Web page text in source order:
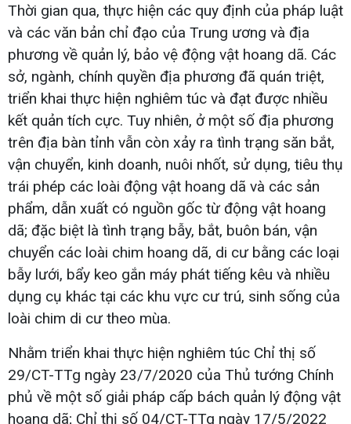
Thời gian qua, thực hiện các quy định của pháp luật
và các văn bản chỉ đạo của Trung ương và địa
phương về quản lý, bảo vệ động vật hoang dã. Các
sở, ngành, chính quyền địa phương đã quán triệt,
triển khai thực hiện nghiêm túc và đạt được nhiều
kết quản tích cực. Tuy nhiên, ở một số địa phương
trên địa bàn tỉnh vẫn còn xảy ra tình trạng săn bắt,
vận chuyển, kinh doanh, nuôi nhốt, sử dụng, tiêu thụ
trái phép các loài động vật hoang dã và các sản
phẩm, dẫn xuất có nguồn gốc từ động vật hoang
dã; đặc biệt là tình trạng bẫy, bắt, buôn bán, vận
chuyển các loài chim hoang dã, di cư bằng các loại
bẫy lưới, bẩy keo gắn máy phát tiếng kêu và nhiều
dụng cụ khác tại các khu vực cư trú, sinh sống của
loài chim di cư theo mùa.
Nhằm triển khai thực hiện nghiêm túc Chỉ thị số
29/CT-TTg ngày 23/7/2020 của Thủ tướng Chính
phủ về một số giải pháp cấp bách quản lý động vật
hoang dã; Chỉ thị số 04/CT-TTg ngày 17/5/2022